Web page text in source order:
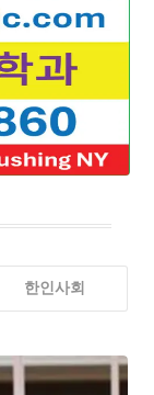
한인사회